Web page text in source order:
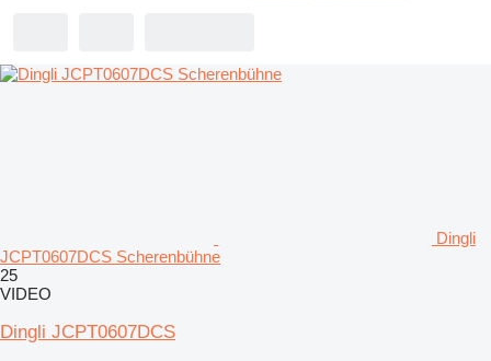
Dingli
JCPT0607DCS Scherenbühne
25
VIDEO
Dingli JCPT0607DCS